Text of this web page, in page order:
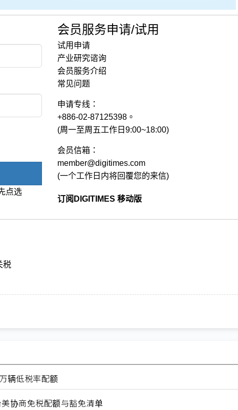
点选
会员服务申请/试用
试用申请
产业研究谘询
会员服务介绍
常见问题
申请专线：
+886-02-87125398。
(周一至周五工作日9:00~18:00)
会员信箱：
member@digitimes.com
(一个工作日内将回覆您的来信)
订阅DIGITIMES 移动版
税
辆低税率配额
协商免税配额与豁免清单